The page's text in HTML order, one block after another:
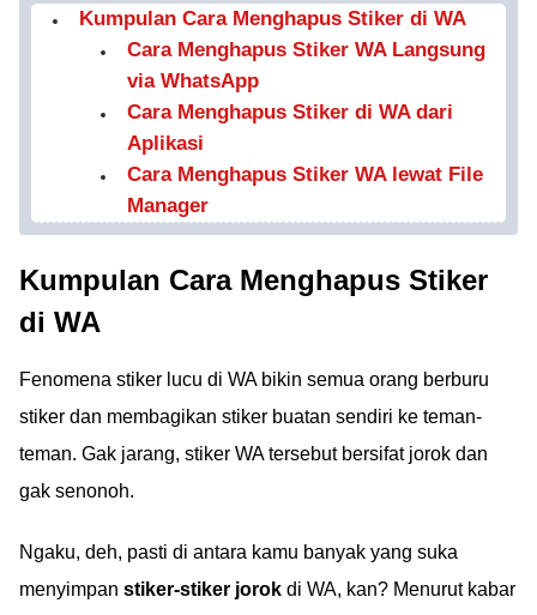
Kumpulan Cara Menghapus Stiker di WA
Cara Menghapus Stiker WA Langsung
via WhatsApp
Cara Menghapus Stiker di WA dari
Aplikasi
Cara Menghapus Stiker WA lewat File
Manager
Kumpulan Cara Menghapus Stiker
di WA
Fenomena stiker lucu di WA bikin semua orang berburu
stiker dan membagikan stiker buatan sendiri ke teman-
teman. Gak jarang, stiker WA tersebut bersifat jorok dan
gak senonoh.
Ngaku, deh, pasti di antara kamu banyak yang suka
menyimpan stiker-stiker jorok di WA, kan? Menurut kabar